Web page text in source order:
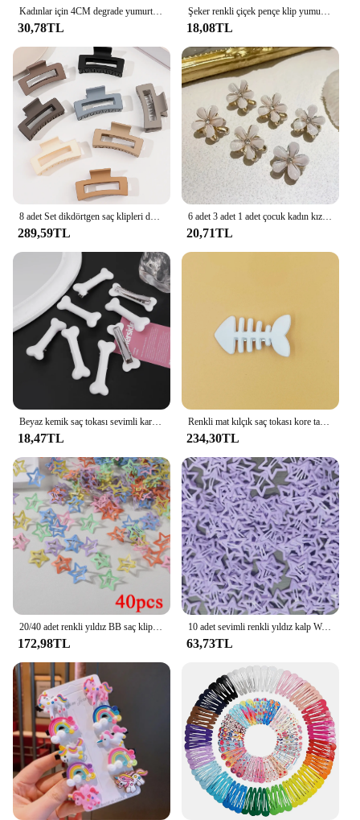
Kadınlar için 4CM degrade yumurta çiçek akrilik saç tokası tatlı saç pençeleri yengeç kelepçe tokalarım Headwear şapkalar aksesuarları
30,78TL
Şeker renkli çiçek pençe klip yumurta çiçek saç tokası retro kadın yan pençe klip arka kafa köpekbalığı klip saç aksesuarları
18,08TL
8 adet Set dikdörtgen saç klipleri düz renk saç klipleri tüm saç modelleri için zarif saç klipleri bayanlar kaymaz saç klipleri
289,59TL
6 adet 3 adet 1 adet çocuk kadın kızlar çiçek şekilli saç kapmak klipler, sahte inci dekoratif saç tokalarım saç dekorasyon aksesuarları
20,71TL
18,47TL
Renkli mat kılçık saç tokası kore tarzı tokalarım yan klipler kadınlar kızlar için sevimli patlama firkete Headdress saç aksesuarları
234,30TL
172,98TL
10 adet sevimli renkli yıldız kalp Waterdrop şekil saç klipleri kızlar için çocuk güzel saç süslemeleri tokalar çocuk saç aksesuarları
63,73TL